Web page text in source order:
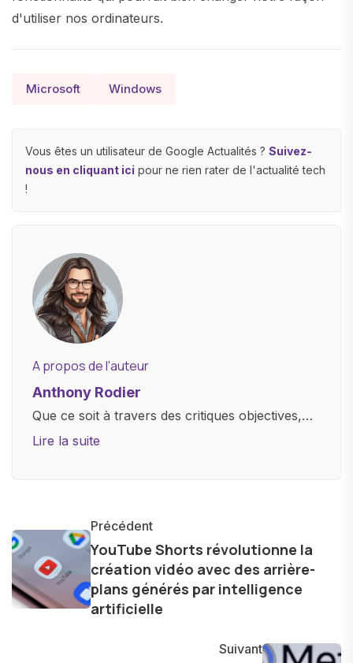
d'utiliser nos ordinateurs.
Microsoft Windows
Vous êtes un utilisateur de Google Actualités ? Suivez-
nous en cliquant ici pour ne rien rater de l'actualité tech
!
A propos de l'auteur
Anthony Rodier
Que ce soit à travers des critiques objectives,
des guides d'achat ou des analyses
lumière les aspects pratiques de ces
innovations. Mon travail consiste également à
partager des réflexions sur l'impact de la
technologie sur notre vie quotidienne et à
explorer les possibilités fascinantes qu'elle offre
Lire la suite
Précédent
YouTube Shorts révolutionne la
création vidéo avec des arrière-
plans générés par intelligence
artificielle
Suivant